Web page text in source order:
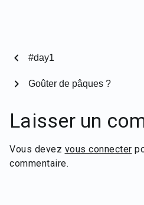
chevron_left #day1
Goûter de pâques ?
chevron_right
Laisser un
Vous devez vous connecter
commentaire.